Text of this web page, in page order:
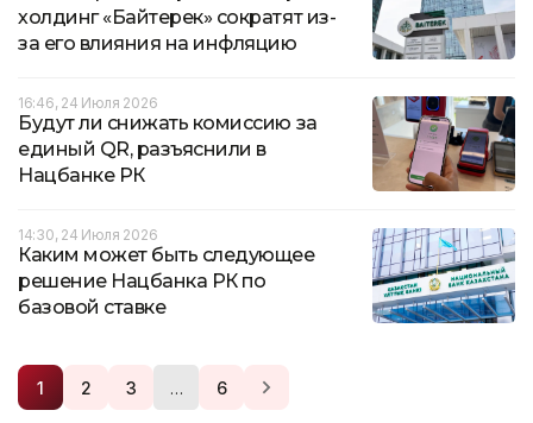
холдинг «Байтерек» сократят из-
за его влияния на инфляцию
16:46, 24 Июля 2026
Будут ли снижать комиссию за
единый QR, разъяснили в
Нацбанке РК
14:30, 24 Июля 2026
Каким может быть следующее
решение Нацбанка РК по
базовой ставке
1 2 3 … 6